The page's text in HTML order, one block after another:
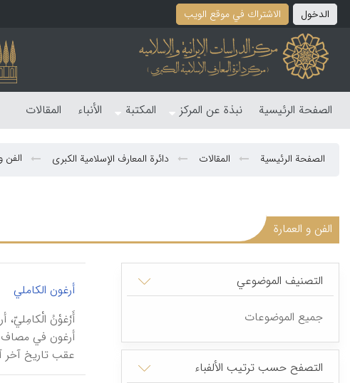
الدخول الاشتراك في موقع الویب
الصفحة الرئیسیة نبذة عن المرکز المکتبة الأنباء المقالات
الصفحة الرئیسیة المقالات دائرة المعارف الإسلامیة الکبری الفن
الفن و العمارة
التصنیف الموضوعي
جمیع الموضوعات
التصفح حسب ترتیب الألفباء
أرغون الکاملي
أرغون في مصاف
عقب تاریخ آخر آثاره (۷۴۵هـ).